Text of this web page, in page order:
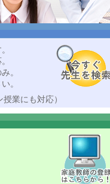
。
。
授業にも対応）